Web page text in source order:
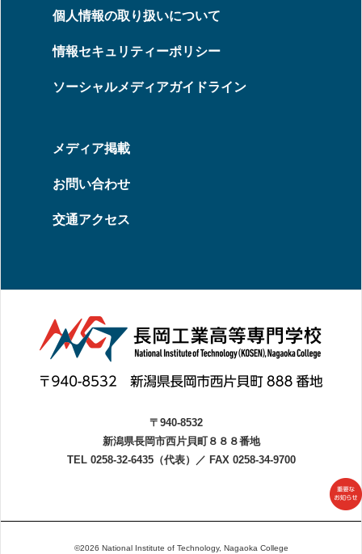
個人情報の取り扱いについて
情報セキュリティーポリシー
ソーシャルメディアガイドライン
メディア掲載
お問い合わせ
交通アクセス
〒940-8532
新潟県長岡市西片貝町８８８番地
TEL 0258-32-6435（代表）
／ FAX 0258-34-9700
©2026 National Institute of Technology, Nagaoka College